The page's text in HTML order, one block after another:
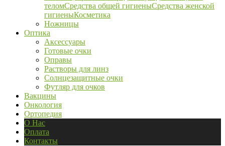
теломСредства общей гигиеныСредства женской
гигиеныКосметика
Ножницы
Оптика
Аксессуары
Готовые очки
Оправы
Растворы для линз
Солнцезащитные очки
Футляр для очков
Вакцины
Онкология
Ортопедия
О Нас
Оплата
Контакты